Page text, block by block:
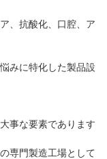
、抗酸化、口腔、ア
みに特化した製品設
事な要素であります
専門製造工場として